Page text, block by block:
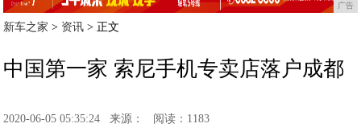
广告
新车之家 > 资讯 > 正文
中国第一家 索尼手机专卖店落户成都
2020-06-05 05:35:24 来源： 阅读：1183